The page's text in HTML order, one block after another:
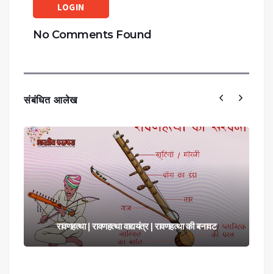
LOGIN
No Comments Found
संबंधित आलेख
रावणहत्था | रावणहत्था वाद्ययंत्र | रावणहत्था की बनावट